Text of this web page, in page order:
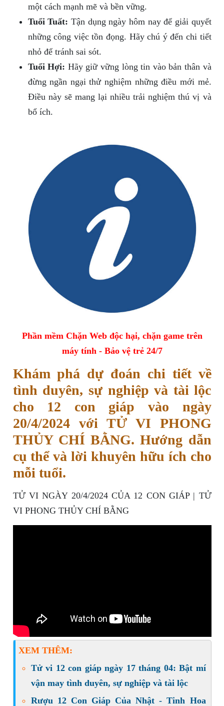
một cách mạnh mẽ và bền vững.
Tuổi Tuất: Tận dụng ngày hôm nay để giải quyết
những công việc tồn đọng. Hãy chú ý đến chi tiết
nhỏ để tránh sai sót.
Tuổi Hợi: Hãy giữ vững lòng tin vào bản thân và
đừng ngần ngại thử nghiệm những điều mới mẻ.
Điều này sẽ mang lại nhiều trải nghiệm thú vị và
bổ ích.
Phần mềm Chặn Web độc hại, chặn game trên
máy tính - Bảo vệ trẻ 24/7
Khám phá dự đoán chi tiết về
tình duyên, sự nghiệp và tài lộc
cho 12 con giáp vào ngày
20/4/2024 với TỬ VI PHONG
THỦY CHÍ BẰNG. Hướng dẫn
cụ thể và lời khuyên hữu ích cho
mỗi tuổi.
TỬ VI NGÀY 20/4/2024 CỦA 12 CON GIÁP | TỬ
VI PHONG THỦY CHÍ BẰNG
XEM THÊM:
Tử vi 12 con giáp ngày 17 tháng 04: Bật mí
vận may tình duyên, sự nghiệp và tài lộc
Rượu 12 Con Giáp Của Nhật - Tinh Hoa